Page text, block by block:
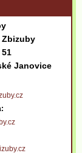
Zbizuby
Janovice